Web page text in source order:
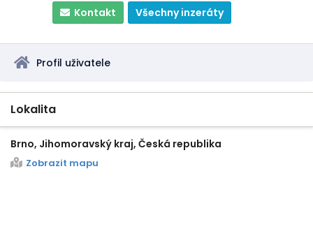
Kontakt Všechny inzeráty
Profil uživatele
Lokalita
Brno, Jihomoravský kraj, Česká republika
Zobrazit mapu